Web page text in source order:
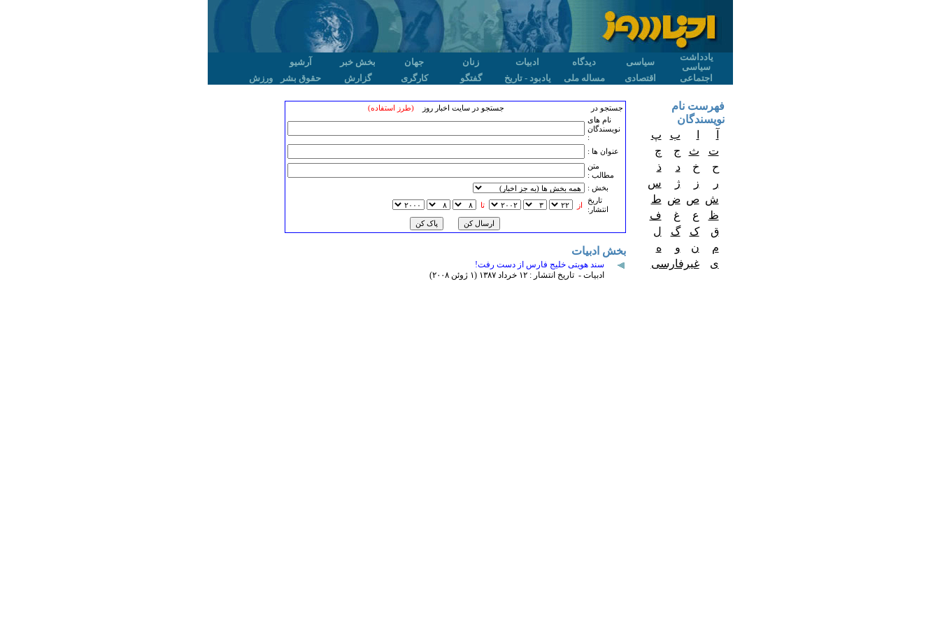
یادداشت
سیاسی
سیاسی دیدگاه ادبیات زنان جهان بخش خبر
آرشیو
اجتماعی
اقتصادی مساله ملی یادبود - تاریخ گفتگو کارگری گزارش حقوق بشر ورزش
جستجو در جستجو در سایت اخبار روز(طرز استفاده)
نام های
نویسندگان
:
عنوان ها :
متن
مطالب :
بخش :
تاريخ
انتشار:
از تا
بخش ادبیات
سند هویتی خلیج فارس از دست رفت!
ادبیات - تاریخ انتشار : ۱۲ خرداد ۱٣٨۷ (۱ ژوئن ۲۰۰٨)
فهرست نام
نویسندگان
ب
پ
ت
ث ج
چ
ح
خ د
ذ
ر
ز ژ
س
ش ص ض ط
ظ
ع غ
ف
ق
ک گ
ل
م
ن و
ه
ی
غیرفارسی